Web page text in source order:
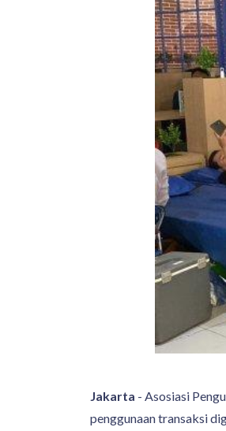
Jakarta - Asosiasi
penggunaan transaksi